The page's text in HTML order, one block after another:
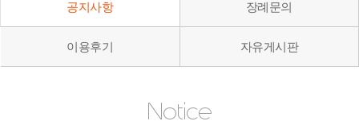
공지사항 장례문의
이용후기 자유게시판
Notice